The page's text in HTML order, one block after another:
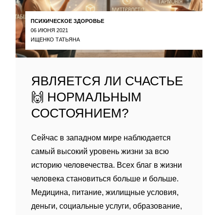
ПСИХИЧЕСКОЕ ЗДОРОВЬЕ
06 ИЮНЯ 2021
ИЩЕНКО ТАТЬЯНА
ЯВЛЯЕТСЯ ЛИ СЧАСТЬЕ
🙌 НОРМАЛЬНЫМ
СОСТОЯНИЕМ?
Сейчас в западном мире наблюдается
самый высокий уровень жизни за всю
историю человечества. Всех благ в жизни
человека становиться больше и больше.
Медицина, питание, жилищные условия,
деньги, социальные услуги, образование,